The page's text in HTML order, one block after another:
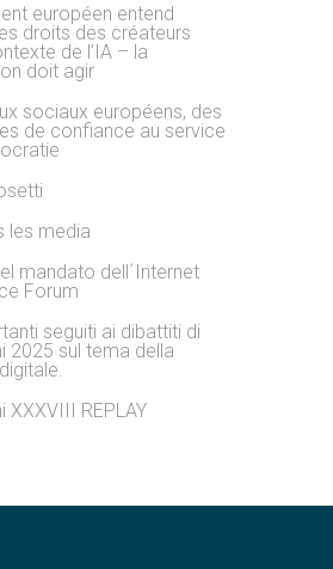
européen entend
droits des créateurs
de l’IA – la
doit agir
sociaux européens, des
de confiance au service
les media
mandato dell´Internet
Forum
seguiti ai dibattiti di
2025 sul tema della
XXXVIII REPLAY